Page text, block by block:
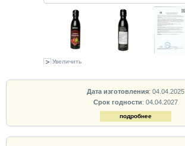
Увеличить
Дата изготовления: 04.04.2025
Срок годности: 04.04.2027
подробнее